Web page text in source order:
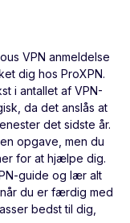
VPN anmeldelse
dig hos ProXPN.
i antallet af VPN-
da det anslås at
det sidste år.
opgave, men du
for at hjælpe dig.
guide og lær alt
du er færdig med
bedst til dig,